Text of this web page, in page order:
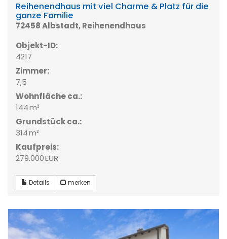
Reihenendhaus mit viel Charme & Platz für die
ganze Familie
72458 Albstadt, Reihenendhaus
Objekt-ID:
4217
Zimmer:
7,5
Wohnfläche ca.:
144 m²
Grund­stück ca.:
314 m²
Kaufpreis:
279.000 EUR
Details merken